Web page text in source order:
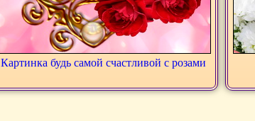
Картинка будь самой счастливой с розами